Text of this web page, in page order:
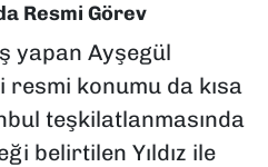
Resmi Görev
yapan Ayşegül
resmi konumu da kısa
teşkilatlanmasında
belirtilen Yıldız ile